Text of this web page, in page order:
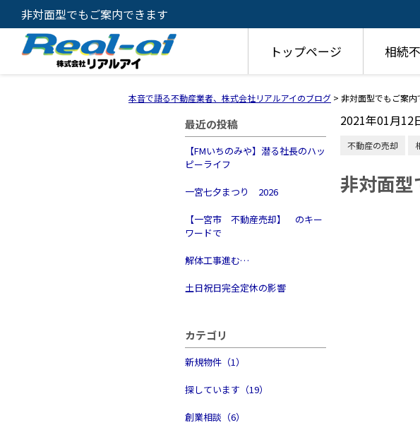
非対面型でもご案内できます
トップページ 相続
本音で語る不動産業者、株式会社リアルアイのブログ > 非対面型でもご案内
最近の投稿
【FMいちのみや】潜る社長のハッ
ピーライフ
一宮七夕まつり 2026
【一宮市 不動産売却】 のキー
ワードで
解体工事進む…
土日祝日完全定休の影響
カテゴリ
新規物件（1）
探しています（19）
創業相談（6）
2021年01月12
不動産の売却
非対面型